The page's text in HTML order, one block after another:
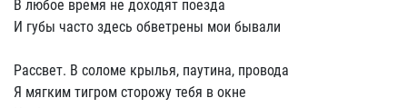
В любое время не доходят поезда
И губы часто здесь обветрены мои бывали
Рассвет. В соломе крылья, паутина, провода
Я мягким тигром сторожу тебя в окне